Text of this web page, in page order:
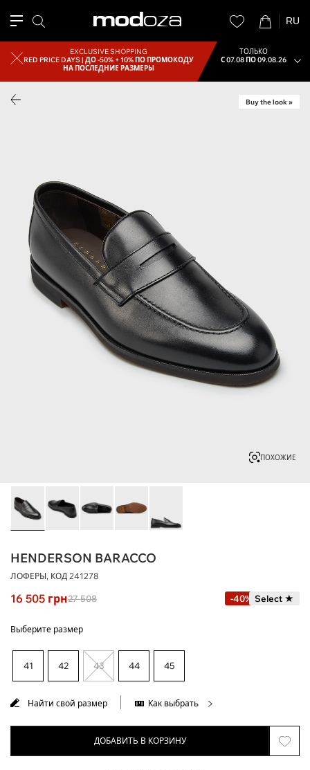
RU
EXCLUSIVE SHOPPING
RED PRICE DAYS |ДО -50% + 10% ПО ПРОМОКОДУ
НА ПОСЛЕДНИЕ РАЗМЕРЫ
ТОЛЬКО
С 07.08 ПО 09.08.26
Buy the look »
ПОХОЖИЕ
HENDERSON BARACCO
ЛОФЕРЫ, КОД 241278
16 505 грн27 508 -40% Select ★
Выберите размер
41 42 43 44 45
Найти свой размер Как выбрать
ДОБАВИТЬ В КОРЗИНУ